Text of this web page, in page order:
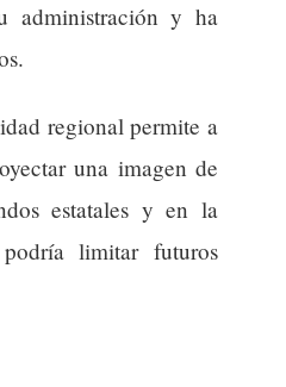
administración y ha
regional permite a
una imagen de
estatales y en la
limitar futuros